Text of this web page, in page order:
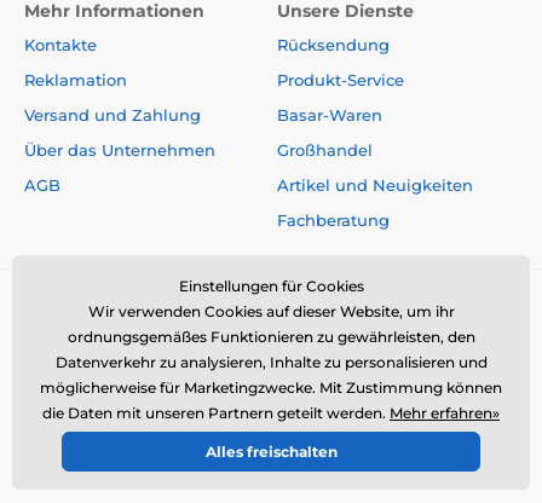
Mehr Informationen
Kontakte
Reklamation
Versand und Zahlung
Über das Unternehmen
AGB
Unsere Dienste
Rücksendung
Produkt-Service
Basar-Waren
Großhandel
Artikel und Neuigkeiten
Fachberatung
Einstellungen für Cookies
Wir verwenden Cookies auf dieser Website, um ihr
ordnungsgemäßes Funktionieren zu gewährleisten, den
Datenverkehr zu analysieren, Inhalte zu personalisieren und
möglicherweise für Marketingzwecke. Mit Zustimmung können
die Daten mit unseren Partnern geteilt werden. Mehr erfahren»
Alles freischalten